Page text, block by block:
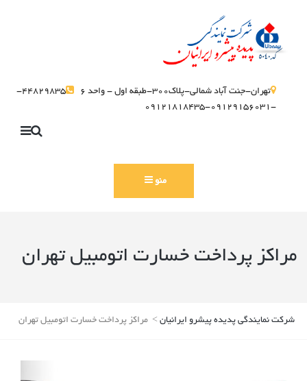
تهران-جنت آباد شمالی-پلاک300-طبقه اول - واحد 6
44829835-
-09129156031-09121818435
منو
مراکز پرداخت خسارت اتومبیل تهران
شرکت نمایندگی پدیده پیشرو ایرانیان > مراکز پرداخت خسارت اتومبیل تهران